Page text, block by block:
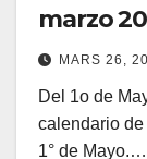
marzo
MARS 26,
Del 1o de
calendario de
1° de Mayo.…